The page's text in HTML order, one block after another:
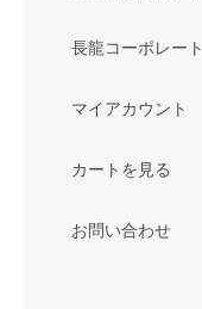
長龍コーポレー
マイアカウント
カートを見る
お問い合わせ